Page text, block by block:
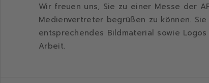
Wir freuen uns, Sie zu einer Messe der
Medienvertreter begrüßen zu können.
entsprechendes Bildmaterial sowie
Arbeit.